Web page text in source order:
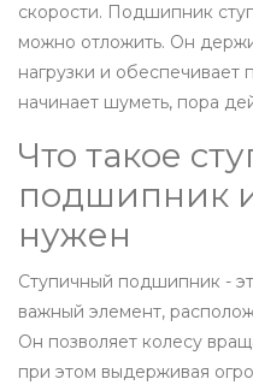
скорости. Подшипник
можно отложить. Он
нагрузки и
начинает шуметь, пора
Что такое
подшипник
нужен
Ступичный подшипник -
важный элемент,
Он позволяет колесу
при этом выдерживая